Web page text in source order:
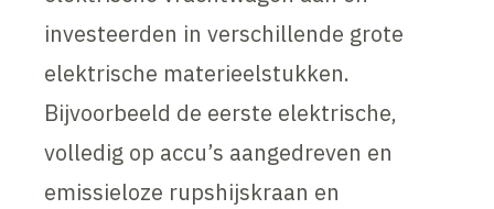
investeerden in verschillende grote
elektrische materieelstukken.
Bijvoorbeeld de eerste elektrische,
volledig op accu’s aangedreven en
emissieloze rupshijskraan en